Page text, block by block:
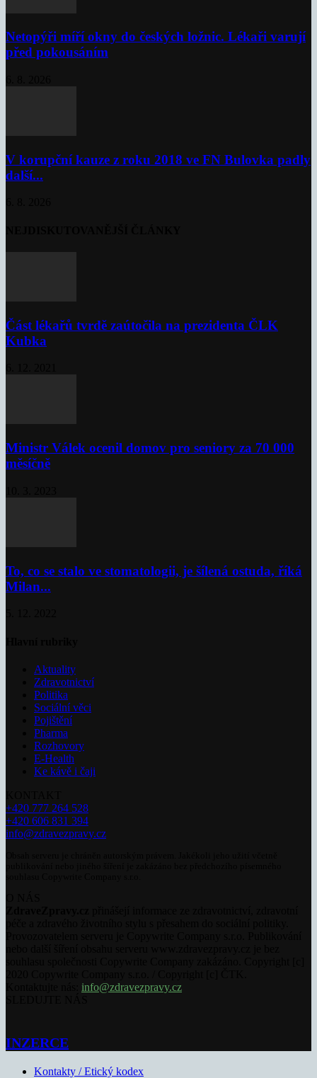
Netopýři míří okny do českých ložnic. Lékaři varují
před pokousáním
V korupční kauze z roku 2018 ve FN Bulovka padly
další...
Část lékařů tvrdě zaútočila na prezidenta ČLK
Kubka
Ministr Válek ocenil domov pro seniory za 70 000
měsíčně
To, co se stalo ve stomatologii, je šílená ostuda, říká
Milan...
Aktuality
Zdravotnictví
Politika
Sociální věci
Pojištění
Pharma
Rozhovory
E-Health
Ke kávě i čaji
+420 777 264 528
+420 606 831 394
info@zdravezpravy.cz
info@zdravezpravy.cz
INZERCE
Kontakty / Etický kodex